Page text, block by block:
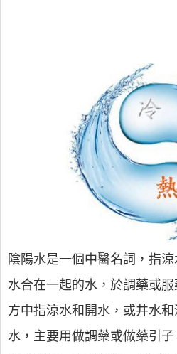
陰陽水是一個中醫名詞，指
水合在一起的水，於調藥或
方中指涼水和開水，或井水
水，主要用做調藥或做藥引